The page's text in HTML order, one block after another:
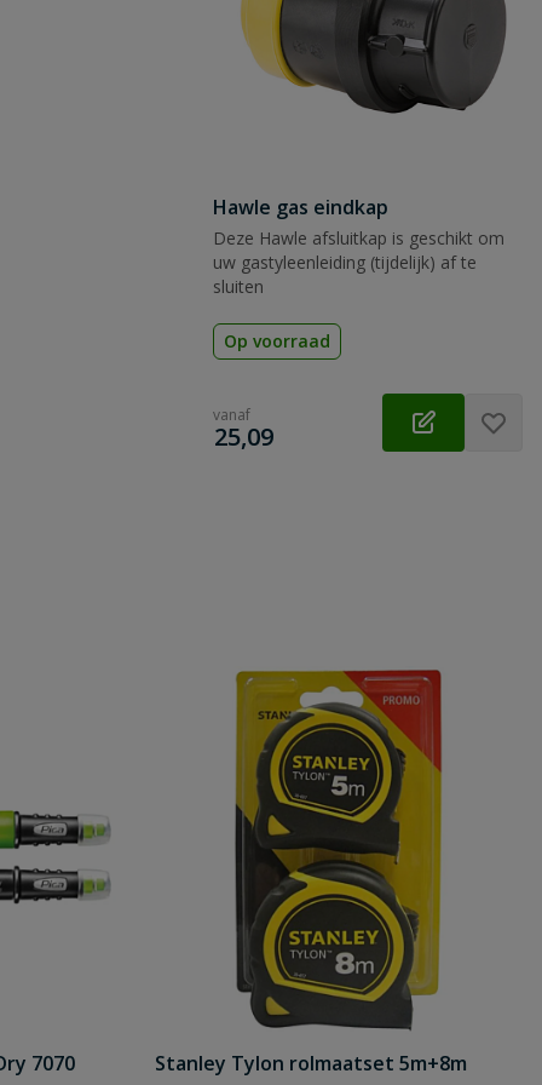
Hawle gas eindkap
Deze Hawle afsluitkap is geschikt om
uw gastyleenleiding (tijdelijk) af te
sluiten
Op voorraad
vanaf
€
25,09
7070 Stanley Tylon rolmaatset 5m+8m